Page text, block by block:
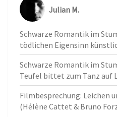
Julian M.
Schwarze Romantik im
tödlichen Eigensinn
Schwarze Romantik im
Teufel bittet zum Tanz auf
Filmbesprechung: Leichen
(Hélène Cattet & Bruno